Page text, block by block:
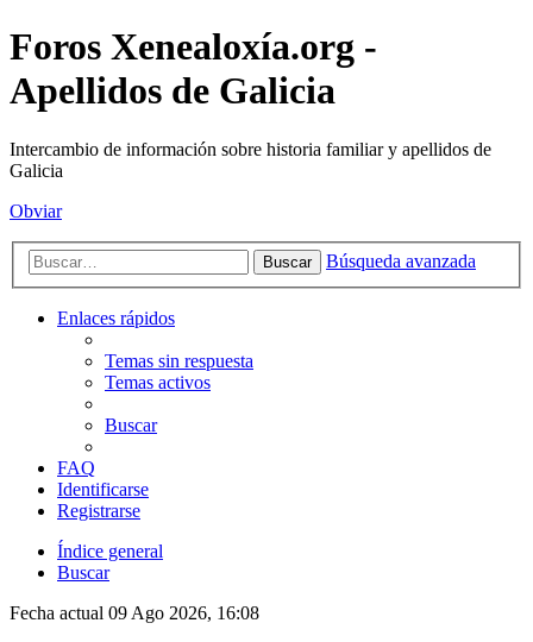
Foros Xenealoxía.org -
Apellidos de Galicia
Intercambio de información sobre historia familiar y apellidos de
Galicia
Obviar
Buscar Búsqueda avanzada
Enlaces rápidos
Temas sin respuesta
Temas activos
Buscar
FAQ
Identificarse
Registrarse
Índice general
Buscar
Fecha actual 09 Ago 2026, 16:08